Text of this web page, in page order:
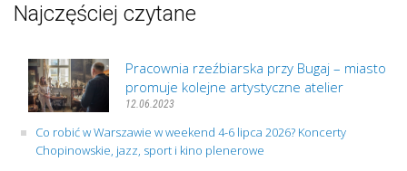
Najczęściej czytane
Pracownia rzeźbiarska przy Bugaj – miasto
promuje kolejne artystyczne atelier
12.06.2023
Co robić w Warszawie w weekend 4-6 lipca 2026? Koncerty
Chopinowskie, jazz, sport i kino plenerowe